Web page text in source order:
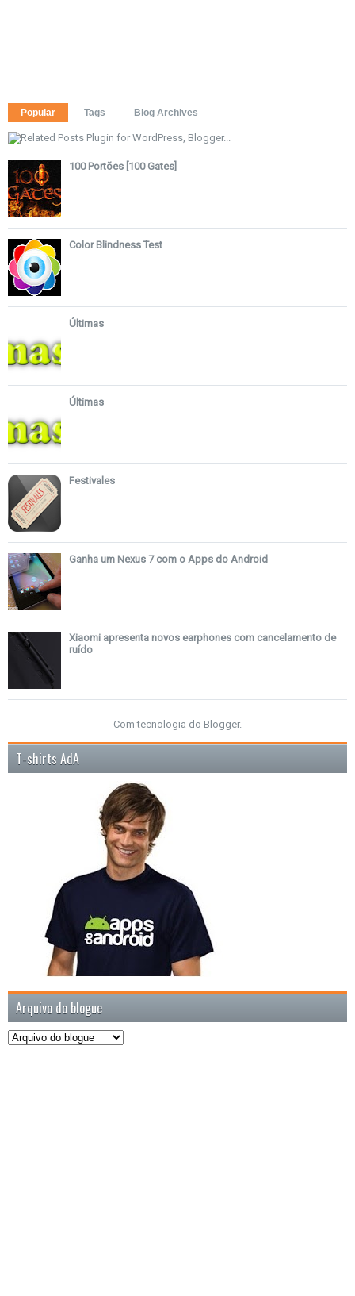
Popular Tags Blog Archives
100 Portões [100 Gates]
Color Blindness Test
Últimas
Últimas
Festivales
Ganha um Nexus 7 com o Apps do Android
Xiaomi apresenta novos earphones com cancelamento de
ruído
Com tecnologia do Blogger.
T-shirts AdA
Arquivo do blogue